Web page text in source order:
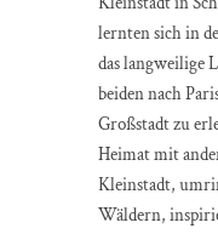
lernten sich in
das langweilige
beiden nach
Großstadt zu
Heimat mit
Kleinstadt,
Wäldern,